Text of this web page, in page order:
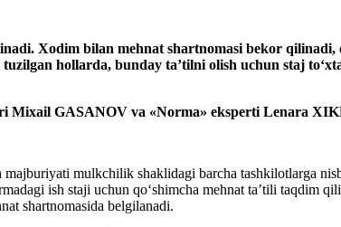
di. Xodim bilan mehnat shartnomasi bekor qilinadi,
hollarda, bunday ta’tilni olish uchun staj
Miхail GASANOV va «Norma» eksperti Lenara
majburiyati mulkchilik shaklidagi barcha tashkilotlarga
ish staji uchun qoʻshimcha mehnat ta’tili taqdim
shartnomasida belgilanadi.